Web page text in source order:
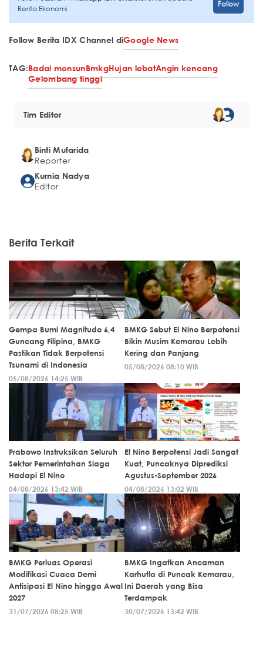
Berita Ekonomi
Follow
Follow Berita IDX Channel diGoogle News
TAG:Badai monsunBmkgHujan lebatAngin kencang
Gelombang tinggi
Tim Editor
Binti Mufarida
Reporter
Kurnia Nadya
Editor
Berita Terkait
Gempa Bumi Magnitudo 6,4
Guncang Filipina, BMKG
Pastikan Tidak Berpotensi
Tsunami di Indonesia
05/08/2026 14:25 WIB
BMKG Sebut El Nino Berpotensi
Bikin Musim Kemarau Lebih
Kering dan Panjang
05/08/2026 08:10 WIB
Prabowo Instruksikan Seluruh
Sektor Pemerintahan Siaga
Hadapi El Nino
04/08/2026 13:42 WIB
El Nino Berpotensi Jadi Sangat
Kuat, Puncaknya Diprediksi
Agustus-September 2026
04/08/2026 13:02 WIB
BMKG Perluas Operasi
Modifikasi Cuaca Demi
Antisipasi El Nino hingga Awal
2027
31/07/2026 08:25 WIB
BMKG Ingatkan Ancaman
Karhutla di Puncak Kemarau,
Ini Daerah yang Bisa
Terdampak
30/07/2026 13:42 WIB